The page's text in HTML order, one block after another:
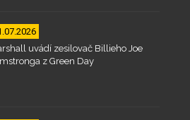
uvádí zesilovač Billieho Joe
z Green Day